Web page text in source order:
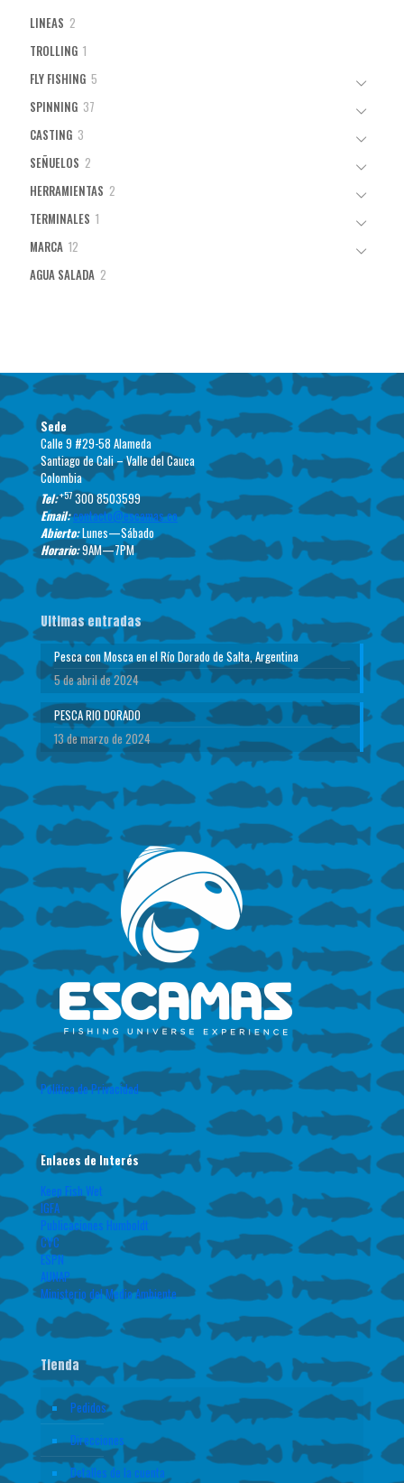
LINEAS 2
TROLLING 1
FLY FISHING 5
SPINNING 37
CASTING 3
SEÑUELOS 2
HERRAMIENTAS 2
TERMINALES 1
MARCA 12
AGUA SALADA 2
Sede
Calle 9 #29-58 Alameda
Santiago de Cali – Valle del Cauca
Colombia
Tel:+57300 8503599
Email:contacto@escamas.co
Abierto:Lunes—Sábado
Horario:9AM—7PM
Ultimas entradas
Pesca con Mosca en el Río Dorado de Salta, Argentina
5 de abril de 2024
PESCA RIO DORADO
13 de marzo de 2024
Política de Privacidad
Enlaces de Interés
Keep Fish Wet
IGFA
Publicaciones Humboldt
CVC
ESPN
AUNAP
Ministerio del Medio Ambiente
Tienda
Pedidos
Direcciones
Detalles de la cuenta